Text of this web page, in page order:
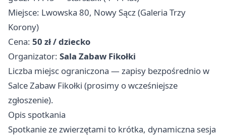
Miejsce: Lwowska 80, Nowy Sącz (Galeria Trzy
Korony)
Cena: 50 zł / dziecko
Organizator: Sala Zabaw Fikołki
Liczba miejsc ograniczona — zapisy bezpośrednio w
Salce Zabaw Fikołki (prosimy o wcześniejsze
zgłoszenie).
Opis spotkania
Spotkanie ze zwierzętami to krótka, dynamiczna sesja